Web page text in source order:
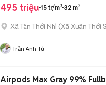
495 triệu 15 tr/m² 32 m²
Xã Tân Thới Nhì (Xã Xuân Thới
Trần Anh Tú
Airpods Max Gray 99%